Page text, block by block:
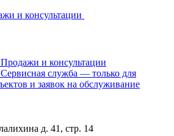
и консультации
Продажи и консультации
Сервисная служба — только для
и заявок на обслуживание
д. 41, стр. 14